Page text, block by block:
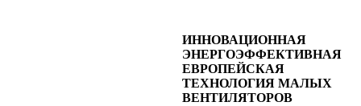
ИННОВАЦИОННАЯ
ЭНЕРГОЭФФЕКТИВНАЯ
ЕВРОПЕЙСКАЯ
ТЕХНОЛОГИЯ МАЛЫХ
ВЕНТИЛЯТОРОВ